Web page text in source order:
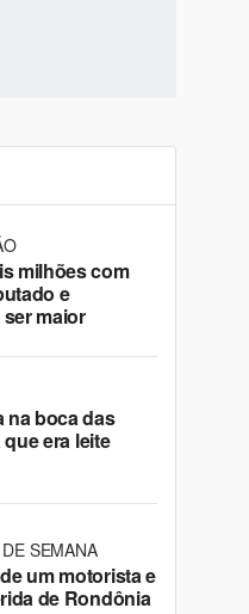
milhões com
e
maior
na boca das
era leite
SEMANA
um motorista e
de Rondônia